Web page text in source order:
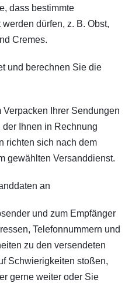
dass bestimmte
dürfen, z. B. Obst,
Cremes.
und berechnen Sie die
Ihrer Sendungen
Ihnen in Rechnung
richten sich nach dem
gewählten Versanddienst.
an
und zum Empfänger
Telefonnummern und
zu den versendeten
Schwierigkeiten stoßen,
gerne weiter oder Sie